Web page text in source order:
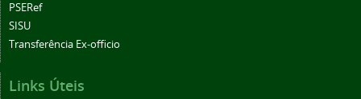
PSERef
SISU
Transferência Ex-officio
Links Úteis